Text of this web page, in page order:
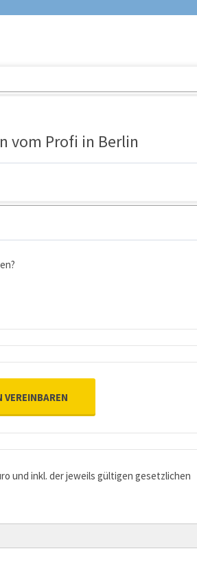
vom Profi in Berlin
und inkl. der jeweils gültigen gesetzlichen